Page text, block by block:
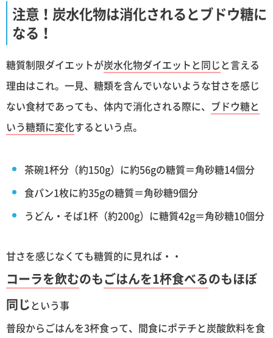
注意！炭水化物は消化されるとブドウ糖に
なる！
糖質制限ダイエットが炭水化物ダイエットと同じと言える
理由はこれ。一見、糖類を含んでいないような甘さを感じ
ない食材であっても、体内で消化される際に、 ブドウ糖と
いう糖類に変化するという点。
茶碗1杯分（約150g）に約56gの糖質＝角砂糖14個分
食パン1枚に約35gの糖質＝角砂糖9個分
うどん・そば1杯（約200g）に糖質42g＝角砂糖10個分
甘さを感じなくても糖質的に見れば・・
コーラを飲むのもごはんを1杯食べるのもほぼ
同じという事
普段からごはんを3杯食って、間食にポテチと炭酸飲料を食